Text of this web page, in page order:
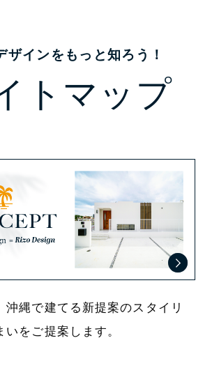
ザインをもっと知ろう！
トマップ
沖縄で建てる新提案のスタイリ
いをご提案します。